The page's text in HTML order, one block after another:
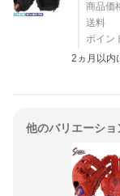
商品価
送料
ポイン
2ヵ月以内
他のバリエーシ